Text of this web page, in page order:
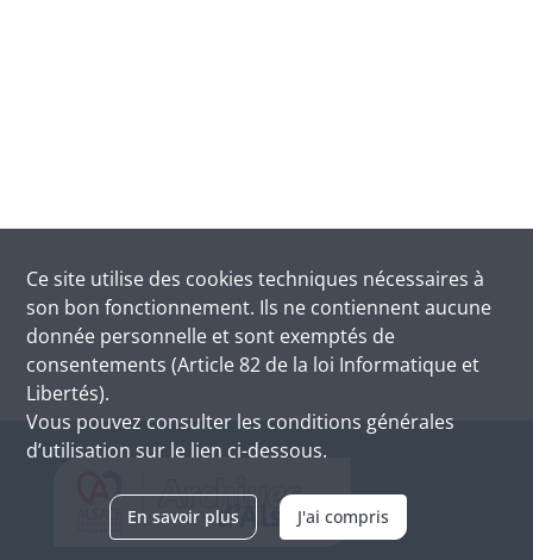
Ce site utilise des cookies techniques nécessaires à
son bon fonctionnement. Ils ne contiennent aucune
donnée personnelle et sont exemptés de
consentements (Article 82 de la loi Informatique et
Libertés).
Vous pouvez consulter les conditions générales
d’utilisation sur le lien ci-dessous.
En savoir plus J'ai compris